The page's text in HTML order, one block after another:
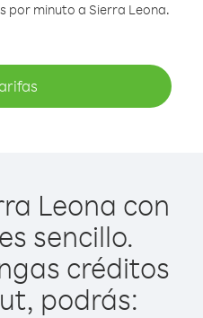
por minuto a Sierra Leona.
Leona con
sencillo.
créditos
podrás: